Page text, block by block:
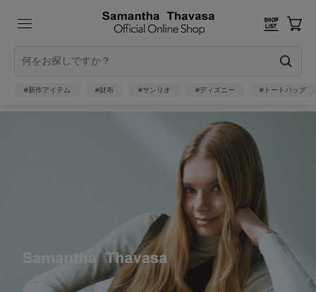
#新作アイテム #財布 #サンリオ #ディズニー #トートバッグ